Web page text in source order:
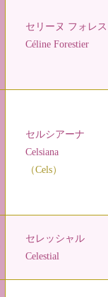
セリーヌ フォレス
Céline Forestier
セルシアーナ
Celsiana
（Cels）
セレッシャル
Celestial